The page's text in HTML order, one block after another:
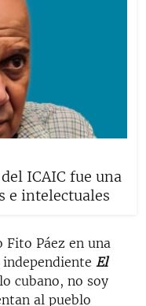
ICAIC fue una
e intelectuales
Fito Páez en una
El
cubano, no soy
al pueblo